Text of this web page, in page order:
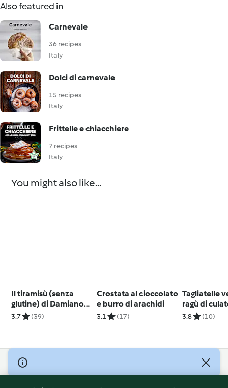
Also featured in
Carnevale
36 recipes
Italy
Dolci di carnevale
15 recipes
Italy
Frittelle e chiacchiere
7 recipes
Italy
You might also like...
Il tiramisù (senza
glutine) di Damiano
Carrara
3.7 (39)
Crostata al cioccolato
e burro di arachidi
3.1 (17)
Tagliatelle
ragù di
3.8 (10)
© Copyright 2026